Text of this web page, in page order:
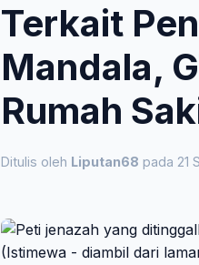
Terkait
Mandala,
Rumah
Ditulis oleh Liputan68 pada 21